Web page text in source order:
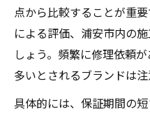
電気代節約に役
ト
省エネエアコン
長期利用で得す
法
点から比較することが重
による評価、浦安市内の
しょう。頻繁に修理依頼
多いとされるブランドは注
具体的には、保証期間の